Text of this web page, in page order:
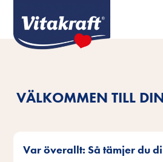
VÄLKOMMEN TILL
Var överallt: Så tämjer du